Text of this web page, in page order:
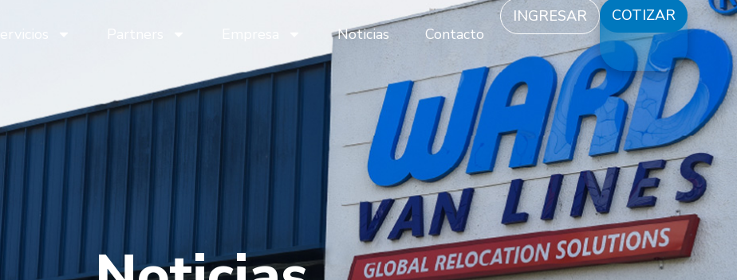
Noticias Contacto
INGRESAR COTIZAR
Noticias Contacto
INGRESAR COTIZAR